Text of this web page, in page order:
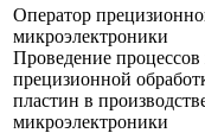
Оператор
микроэлектроники
Проведение
прецизионной
пластин в
микроэлектроники